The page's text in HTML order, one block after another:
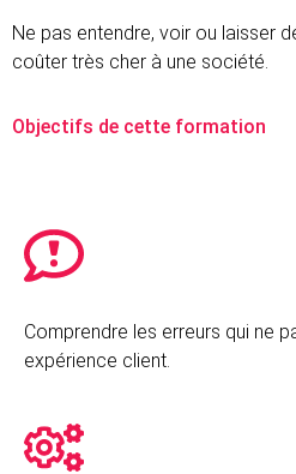
Ne pas entendre, voir ou laisser
coûter très cher à une société.
Objectifs de cette formation
Comprendre les erreurs qui ne
expérience client.